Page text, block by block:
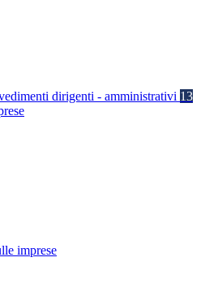
dirigenti - amministrativi 13
imprese